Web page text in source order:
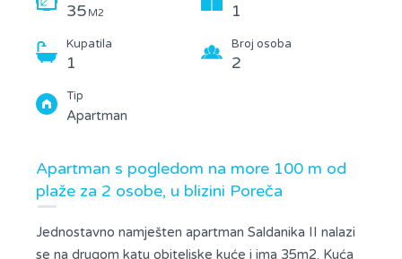
35 M2 1
Kupatila
1
Broj osoba
2
Tip
Apartman
Apartman s pogledom na more 100 m od
plaže za 2 osobe, u blizini Poreča
Jednostavno namješten apartman Saldanika II nalazi
se na drugom katu obiteljske kuće i ima 35m2. Kuća